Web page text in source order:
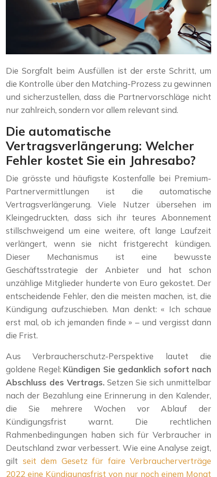
Die Sorgfalt beim Ausfüllen ist der erste Schritt, um
die Kontrolle über den Matching-Prozess zu gewinnen
und sicherzustellen, dass die Partnervorschläge nicht
nur zahlreich, sondern vor allem relevant sind.
Die automatische
Vertragsverlängerung: Welcher
Fehler kostet Sie ein Jahresabo?
Die grösste und häufigste Kostenfalle bei Premium-
Partnervermittlungen ist die automatische
Vertragsverlängerung. Viele Nutzer übersehen im
Kleingedruckten, dass sich ihr teures Abonnement
stillschweigend um eine weitere, oft lange Laufzeit
verlängert, wenn sie nicht fristgerecht kündigen.
Dieser Mechanismus ist eine bewusste
Geschäftsstrategie der Anbieter und hat schon
unzählige Mitglieder hunderte von Euro gekostet. Der
entscheidende Fehler, den die meisten machen, ist, die
Kündigung aufzuschieben. Man denkt: « Ich schaue
erst mal, ob ich jemanden finde » – und vergisst dann
die Frist.
Aus Verbraucherschutz-Perspektive lautet die
goldene Regel: Kündigen Sie gedanklich sofort nach
Abschluss des Vertrags. Setzen Sie sich unmittelbar
nach der Bezahlung eine Erinnerung in den Kalender,
die Sie mehrere Wochen vor Ablauf der
Kündigungsfrist warnt. Die rechtlichen
Rahmenbedingungen haben sich für Verbraucher in
Deutschland zwar verbessert. Wie eine Analyse zeigt,
gilt seit dem Gesetz für faire Verbraucherverträge
2022 eine Kündigungsfrist von nur noch einem Monat